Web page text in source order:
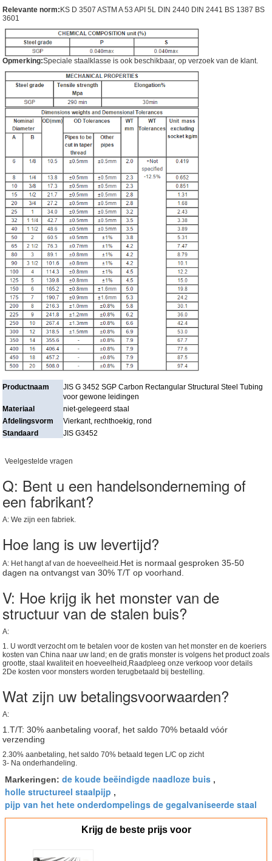
Relevante norm:KS D 3507 ASTM A 53 API 5L DIN 2440 DIN 2441 BS 1387 BS
3601
Opmerking:Speciale staalklasse is ook beschikbaar, op verzoek van de klant.
Productnaam
JIS G 3452 SGP Carbon Rectangular Structural Steel Tubing
voor gewone leidingen
Materiaal
niet-gelegeerd staal
Afdelingsvorm
Vierkant, rechthoekig, rond
Standaard
JIS G3452
Veelgestelde vragen
Q: Bent u een handelsonderneming of
een fabrikant?
A: We zijn een fabriek.
Hoe lang is uw levertijd?
A: Het hangt af van de hoeveelheid.Het is normaal gesproken 35-50
dagen na ontvangst van 30% T/T op voorhand.
V: Hoe krijg ik het monster van de
structuur van de stalen buis?
A:
1. U wordt verzocht om te betalen voor de kosten van het monster en de koeriers
kosten van China naar uw land; en de gratis monster is volgens het product zoals
grootte, staal kwaliteit en hoeveelheid,Raadpleeg onze verkoop voor details
2De kosten voor monsters worden terugbetaald bij bestelling.
Wat zijn uw betalingsvoorwaarden?
A:
1.T/T: 30% aanbetaling vooraf, het saldo 70% betaald vóór
verzending
2.30% aanbetaling, het saldo 70% betaald tegen L/C op zicht
3- Na onderhandeling.
Markeringen: de koude beëindigde naadloze buis ,
holle structureel staalpijp ,
pijp van het hete onderdompelings de gegalvaniseerde staal
Krijg de beste prijs voor